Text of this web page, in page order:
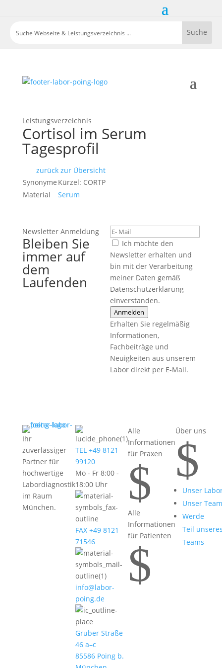
Leistungsverzeichnis
Cortisol im Serum
Tagesprofil
zurück zur Übersicht
Synonyme Kürzel: CORTP
Material
Serum
Newsletter Anmeldung
Bleiben Sie
immer auf
dem
Laufenden
Ich möchte den
Newsletter erhalten und
bin mit der Verarbeitung
meiner Daten gemäß
Datenschutzerklärung
einverstanden.
Anmelden
Erhalten Sie regelmäßig
Informationen,
Fachbeiträge und
Neuigkeiten aus unserem
Labor direkt per E-Mail.
Ihr
zuverlässiger
Partner für
hochwertige
Labordiagnostik
im Raum
München.
TEL +49 8121
99120
Mo - Fr 8:00 -
18:00 Uhr
FAX +49 8121
71546
info@labor-
poing.de
Gruber Straße
46 a–c
85586 Poing b.
Alle
Informationen
für Praxen
$
Alle
Informationen
für Patienten
$
Über uns
$
Unser
Unser Team
Werde
Teil
Teams